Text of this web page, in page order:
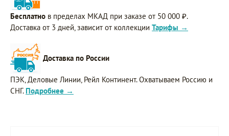
Бесплатно в пределах МКАД при заказе от 50 000 ₽.
Доставка от 3 дней, зависит от коллекции Тарифы →
Доставка по России
ПЭК, Деловые Линии, Рейл Континент. Охватываем Россию и
СНГ. Подробнее →